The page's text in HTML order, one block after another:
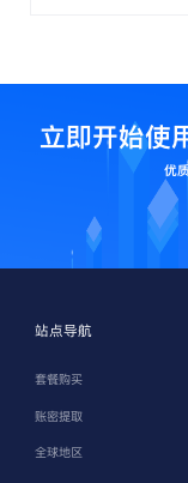
立即开始使
优
站点导航
套餐购买
账密提取
全球地区